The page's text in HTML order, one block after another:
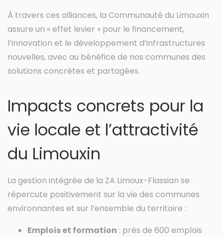
À travers ces alliances, la Communauté du Limouxin
assure un « effet levier » pour le financement,
l’innovation et le développement d’infrastructures
nouvelles, avec au bénéfice de nos communes des
solutions concrètes et partagées.
Impacts concrets pour la
vie locale et l’attractivité
du Limouxin
La gestion intégrée de la ZA Limoux-Flassian se
répercute positivement sur la vie des communes
environnantes et sur l’ensemble du territoire :
Emplois et formation : près de 600 emplois